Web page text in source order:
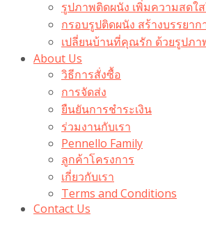
รูปภาพติดผนัง เพิ่มความสด
กรอบรูปติดผนัง สร้างบรรยา
เปลี่ยนบ้านที่คุณรัก ด้วยรูปภ
About Us
วิธีการสั่งซื้อ
การจัดส่ง
ยืนยันการชำระเงิน
ร่วมงานกับเรา
Pennello Family
ลูกค้าโครงการ
เกี่ยวกับเรา
Terms and Conditions
Contact Us